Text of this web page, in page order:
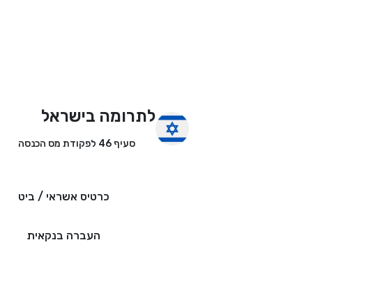
לתרומה בישראל
סעיף 46 לפקודת מס הכנסה
כרטיס אשראי / ביט
העברה בנקאית